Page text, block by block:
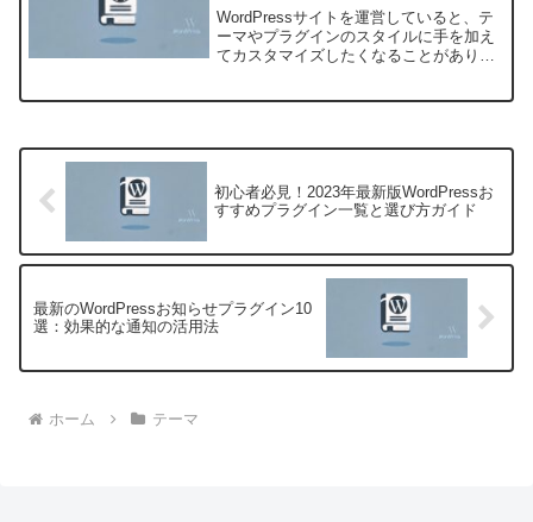
WordPressサイトを運営していると、テ
ーマやプラグインのスタイルに手を加え
てカスタマイズしたくなることがありま
初心者必見！2023年最新版WordPressお
すすめプラグイン一覧と選び方ガイド
最新のWordPressお知らせプラグイン10
選：効果的な通知の活用法
ホーム テーマ